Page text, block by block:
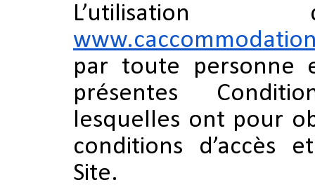
par toute personne
présentes
lesquelles ont pour
conditions d’accès
Site.